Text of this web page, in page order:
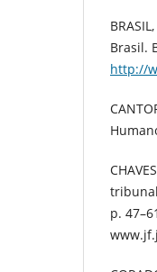
Brasil.
http://
p.